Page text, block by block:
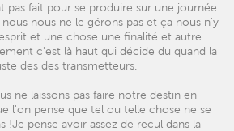
pas fait pour se produire sur une journée
nous ne le gérons pas et ça nous n'y
et une chose une finalité et autre
c'est là haut qui décide du quand la
des des transmetteurs.
ne laissons pas faire notre destin en
l'on pense que tel ou telle chose ne se
!Je pense avoir assez de recul dans la